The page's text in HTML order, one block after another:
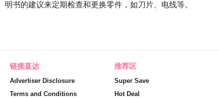
明书的建议来定期检查和更换零件，如刀片、电线等。
链接直达
Advertiser Disclosure
Terms and Conditions
推荐区
Super Save
Hot Deal